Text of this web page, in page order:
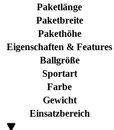
Paketlänge
Paketbreite
Pakethöhe
Eigenschaften & Features
Ballgröße
Sportart
Farbe
Gewicht
Einsatzbereich